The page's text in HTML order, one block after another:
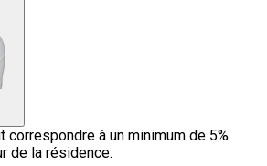
à un minimum de 5%
de la résidence.